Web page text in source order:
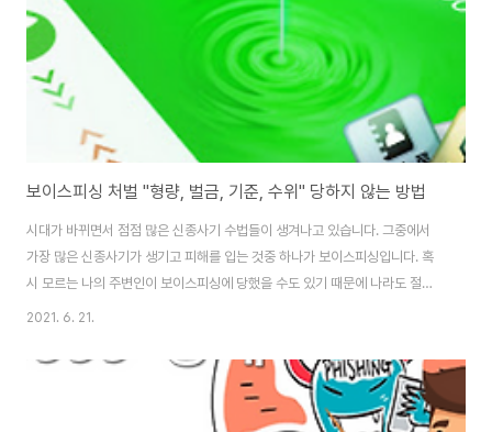
보이스피싱 처벌 "형량, 벌금, 기준, 수위" 당하지 않는 방법
시대가 바뀌면서 점점 많은 신종사기 수법들이 생겨나고 있습니다. 그중에서
가장 많은 신종사기가 생기고 피해를 입는 것중 하나가 보이스피싱입니다. 혹
시 모르는 나의 주변인이 보이스피싱에 당했을 수도 있기 때문에 나라도 절대
방싱할 수 없습니다. 그래서 보이스피싱 당하지 않는방법은 어떻게 해야되는걸
벌에 대한 기준은 벌금은? 형량은 어느정도일까? 지금 설명드리겠습니다.
1599 9999 정체 / 보이스피싱 / 전화 받아도 되나? ⓐ to ⓩ 1599 9999
정체 지금 경제가 힘들어지면서 각종 사기범죄가 더욱 많아지고 치밀해지고 있
2021. 6. 21.